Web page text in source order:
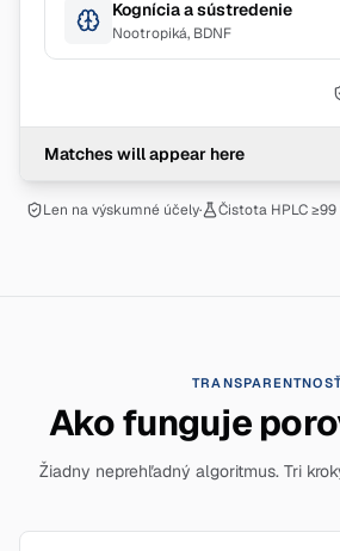
Kognícia a sústredenie
Nootropiká, BDNF
Matches will appear here
Len na výskumné účely· Čistota HPLC ≥99
Ako funguje
Žiadny neprehľadný algoritmus. Tri